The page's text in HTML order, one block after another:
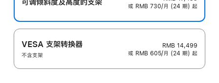
或 RMB 730/月 (24 期) 起
VESA 支架转换器
不含支架
RMB 14,499
或 RMB 605/月 (24 期) 起